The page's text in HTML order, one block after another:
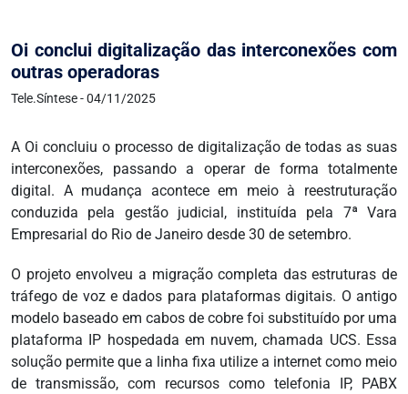
Oi conclui digitalização das interconexões com
outras operadoras
Tele.Síntese - 04/11/2025
A Oi concluiu o processo de digitalização de todas as suas
interconexões, passando a operar de forma totalmente
digital. A mudança acontece em meio à reestruturação
conduzida pela gestão judicial, instituída pela 7ª Vara
Empresarial do Rio de Janeiro desde 30 de setembro.
O projeto envolveu a migração completa das estruturas de
tráfego de voz e dados para plataformas digitais. O antigo
modelo baseado em cabos de cobre foi substituído por uma
plataforma IP hospedada em nuvem, chamada UCS. Essa
solução permite que a linha fixa utilize a internet como meio
de transmissão, com recursos como telefonia IP, PABX